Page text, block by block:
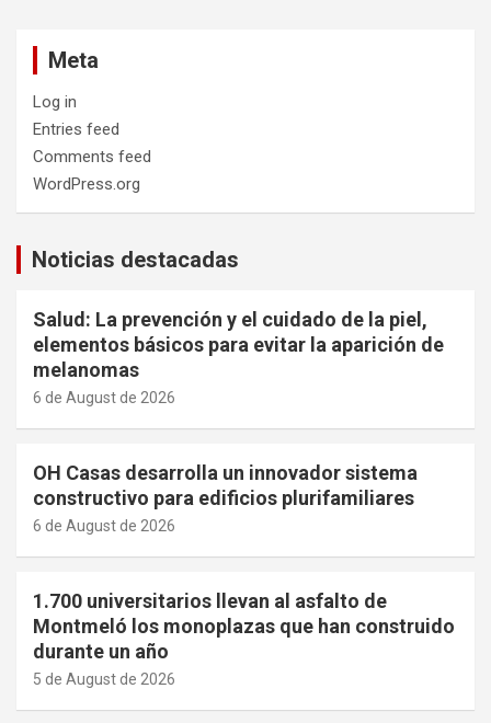
Meta
Log in
Entries feed
Comments feed
WordPress.org
Noticias destacadas
Salud: La prevención y el cuidado de la piel,
elementos básicos para evitar la aparición de
melanomas
6 de August de 2026
OH Casas desarrolla un innovador sistema
constructivo para edificios plurifamiliares
6 de August de 2026
1.700 universitarios llevan al asfalto de
Montmeló los monoplazas que han construido
durante un año
5 de August de 2026